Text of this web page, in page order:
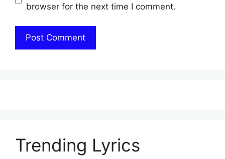
browser for the next time I comment.
Trending Lyrics